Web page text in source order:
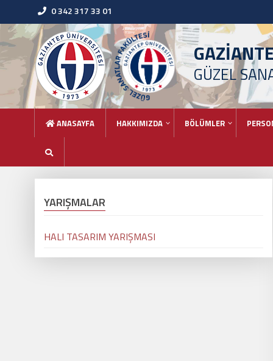
0 342 317 33 01
GÜZEL
ANASAYFA HAKKIMIZDA BÖLÜMLER
YARIŞMALAR
HALI TASARIM YARIŞMASI